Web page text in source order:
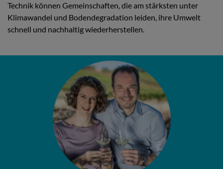
Technik können Gemeinschaften, die am stärksten unter
Klimawandel und Bodendegradation leiden, ihre Umwelt
schnell und nachhaltig wiederherstellen.